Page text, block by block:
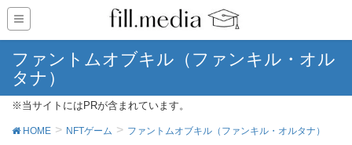
ファントムオブキル（ファンキル・オル
タナ）
※当サイトにはPRが含まれています。
HOME NFTゲーム
ファントムオブキル（ファンキル・オルタナ）